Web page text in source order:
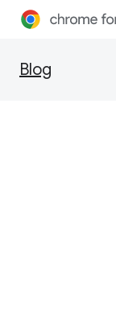
Blog